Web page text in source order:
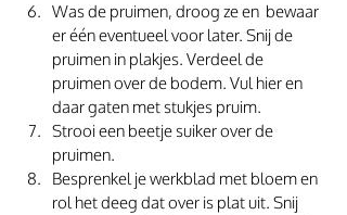
Was de pruimen, droog ze en  bewaar
er één eventueel voor later. Snij de
pruimen in plakjes. Verdeel de
pruimen over de bodem. Vul hier en
daar gaten met stukjes pruim.
Strooi een beetje suiker over de
pruimen.
Besprenkel je werkblad met bloem en
rol het deeg dat over is plat uit. Snij